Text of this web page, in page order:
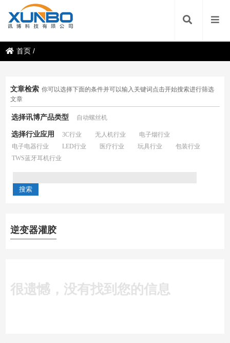
首页 /
文章检索 你可以选择下面的条件并可以输入关键词点击开始搜索进行筛选
文章
选择讯博产品类型 自动螺丝机
选择行业应用 3C行业 无人机行业
电子烟行业
电子电器行业
LED行业 医疗行业 玩具行业
包装行业
TWS蓝牙耳机行业
逆变器灌胶
很遗憾，没有找到您的信息